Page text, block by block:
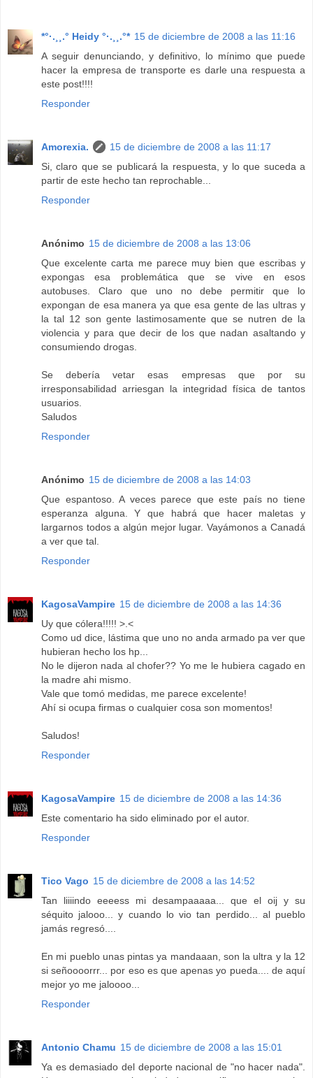
*°·.¸¸.° Heidy °·.¸¸.°* 15 de diciembre de 2008 a las 11:16
A seguir denunciando, y definitivo, lo mínimo que puede
hacer la empresa de transporte es darle una respuesta a
este post!!!!
Responder
Amorexia.
15 de diciembre de 2008 a las 11:17
Si, claro que se publicará la respuesta, y lo que suceda a
partir de este hecho tan reprochable...
Responder
Anónimo 15 de diciembre de 2008 a las 13:06
Que excelente carta me parece muy bien que escribas y
expongas esa problemática que se vive en esos
autobuses. Claro que uno no debe permitir que lo
expongan de esa manera ya que esa gente de las ultras y
la tal 12 son gente lastimosamente que se nutren de la
violencia y para que decir de los que nadan asaltando y
consumiendo drogas.
Se debería vetar esas empresas que por su
irresponsabilidad arriesgan la integridad física de tantos
usuarios.
Saludos
Responder
Anónimo 15 de diciembre de 2008 a las 14:03
Que espantoso. A veces parece que este país no tiene
esperanza alguna. Y que habrá que hacer maletas y
largarnos todos a algún mejor lugar. Vayámonos a Canadá
a ver que tal.
Responder
KagosaVampire 15 de diciembre de 2008 a las 14:36
Uy que cólera!!!!! >.<
Como ud dice, lástima que uno no anda armado pa ver que
hubieran hecho los hp...
No le dijeron nada al chofer?? Yo me le hubiera cagado en
la madre ahi mismo.
Vale que tomó medidas, me parece excelente!
Ahí si ocupa firmas o cualquier cosa son momentos!
Saludos!
Responder
KagosaVampire 15 de diciembre de 2008 a las 14:36
Este comentario ha sido eliminado por el autor.
Responder
Tico Vago 15 de diciembre de 2008 a las 14:52
Tan liiiindo eeeess mi desampaaaaa... que el oij y su
séquito jalooo... y cuando lo vio tan perdido... al pueblo
jamás regresó....
En mi pueblo unas pintas ya mandaaan, son la ultra y la 12
si señoooorrr... por eso es que apenas yo pueda.... de aquí
mejor yo me jaloooo...
Responder
Antonio Chamu 15 de diciembre de 2008 a las 15:01
Ya es demasiado del deporte nacional de "no hacer nada".